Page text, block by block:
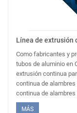
Línea de extrusión
Como fabricantes y
tubos de aluminio en
extrusión continua
continua de
continua de
MÁS